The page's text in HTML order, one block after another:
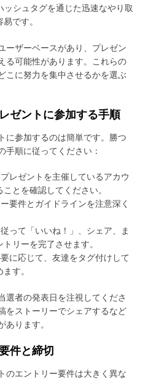
ッシュタグを通じた迅速なやり取
です。
ーザーベースがあり、プレゼン
る可能性があります。これらの
こに努力を集中させるかを選ぶ
ゼントに参加する手順
に参加するのは簡単です。勝つ
手順に従ってください：
プレゼントを主催しているアカウ
とを確認してください。
要件とガイドラインを注意深く
って「いいね！」、シェア、ま
リーを完了させます。
に応じて、友達をタグ付けして
す。
選者の発表日を注視してくださ
をストーリーでシェアするなど
ります。
件と締切
のエントリー要件は大きく異な